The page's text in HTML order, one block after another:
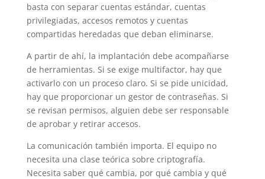
basta con separar cuentas estándar, cuentas
privilegiadas, accesos remotos y cuentas
compartidas heredadas que deban eliminarse.
A partir de ahí, la implantación debe acompañarse
de herramientas. Si se exige multifactor, hay que
activarlo con un proceso claro. Si se pide unicidad,
hay que proporcionar un gestor de contraseñas. Si
se revisan permisos, alguien debe ser responsable
de aprobar y retirar accesos.
La comunicación también importa. El equipo no
necesita una clase teórica sobre criptografía.
Necesita saber qué cambia, por qué cambia y qué